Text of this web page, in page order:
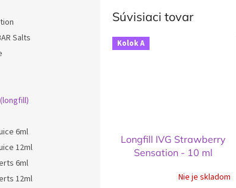
Salts
6ml
12ml
6ml
12ml
Súvisiaci tovar
Kolok A
Longfill IVG Strawberry
Sensation - 10 ml
Nie je skladom